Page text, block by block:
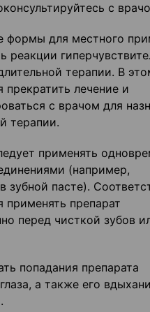
с
формы для местного
реакции
терапии. В
прекратить лечение и
с врачом для
терапии.
применять
(например,
зубной пасте).
применять препарат
перед чисткой зубов
попадания препарата
а также его